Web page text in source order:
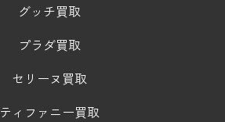
グッチ買取
プラダ買取
セリーヌ買取
ティファニー買取